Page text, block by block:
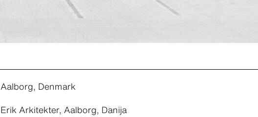
Aalborg, Denmark
Erik Arkitekter, Aalborg, Danija